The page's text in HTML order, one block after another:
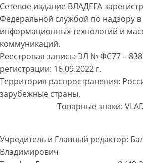
Сетевое издание ВЛАДЕГА
Федеральной службой по надзору в
информационных технологий и
коммуникаций.
Реестровая запись: ЭЛ № ФС77 –
регистрации: 16.09.2022 г.
Территория распространения:
зарубежные страны.
Товарные знаки:
Учредитель и Главный редактор:
Владимирович